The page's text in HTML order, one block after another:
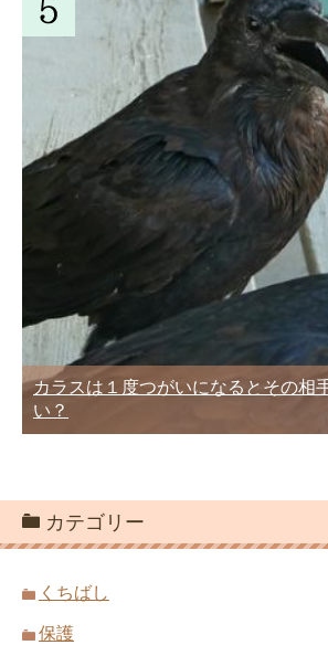
カラスは１度つがいになるとその相
い？
カテゴリー
くちばし
保護